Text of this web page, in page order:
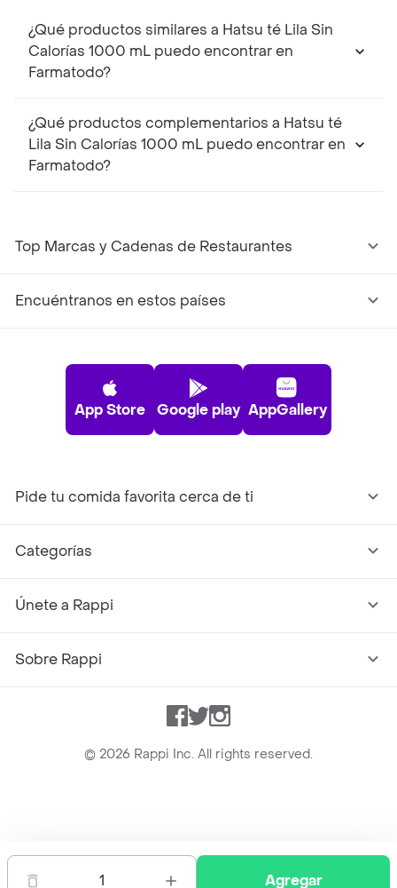
1 Agregar
¿Qué productos similares a Hatsu té Lila Sin
Calorías 1000 mL puedo encontrar en
Farmatodo?
¿Qué productos complementarios a Hatsu té
Lila Sin Calorías 1000 mL puedo encontrar en
Farmatodo?
Top Marcas y Cadenas de Restaurantes
Encuéntranos en estos países
App Store Google play AppGallery
Pide tu comida favorita cerca de ti
Categorías
Únete a Rappi
Sobre Rappi
Facebook
TwitterInstagram
© 2026 Rappi Inc. All rights reserved.